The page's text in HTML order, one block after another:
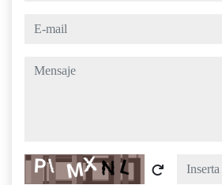
e-mail
mensaje
Captcha